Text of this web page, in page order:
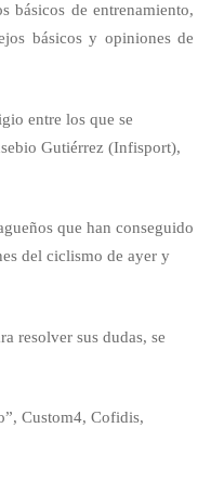
básicos de entrenamiento,
básicos y opiniones de
entre los que se
Gutiérrez (Infisport),
que han conseguido
del ciclismo de ayer y
resolver sus dudas, se
Custom4, Cofidis,